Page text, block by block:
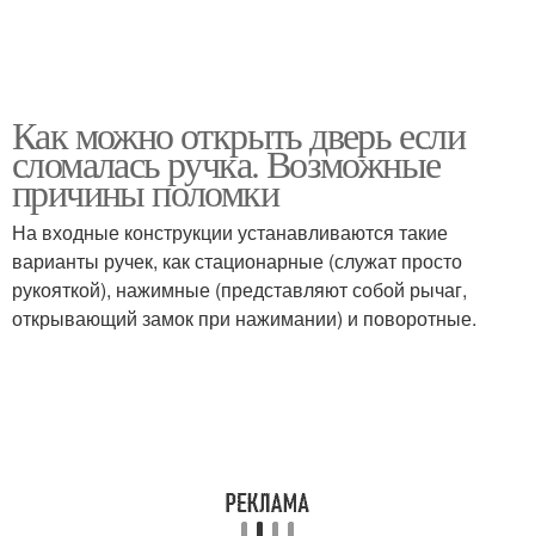
Как можно открыть дверь если
сломалась ручка. Возможные
причины поломки
На входные конструкции устанавливаются такие
варианты ручек, как стационарные (служат просто
рукояткой), нажимные (представляют собой рычаг,
открывающий замок при нажимании) и поворотные.